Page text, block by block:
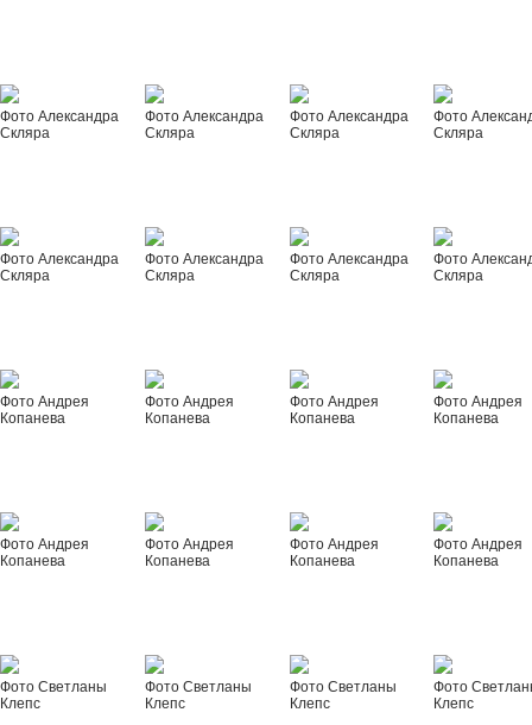
Фото Александра
Скляра
Фото Александра
Скляра
Фото Александра
Скляра
Фото
Скляра
Фото Александра
Скляра
Фото Александра
Скляра
Фото Александра
Скляра
Фото
Скляра
Фото Андрея
Копанева
Фото Андрея
Копанева
Фото Андрея
Копанева
Фото Андрея
Копанева
Фото Андрея
Копанева
Фото Андрея
Копанева
Фото Андрея
Копанева
Фото Андрея
Копанева
Фото Светланы
Клепс
Фото Светланы
Клепс
Фото Светланы
Клепс
Фото
Клепс